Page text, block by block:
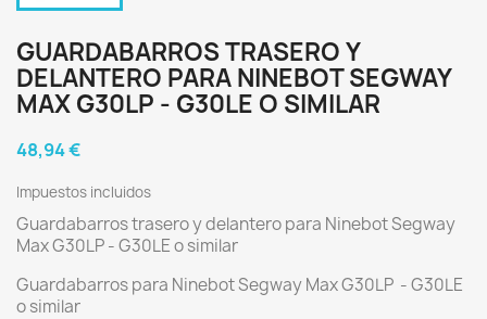
GUARDABARROS TRASERO Y
DELANTERO PARA NINEBOT SEGWAY
MAX G30LP - G30LE O SIMILAR
48,94 €
Impuestos incluidos
Guardabarros trasero y delantero para Ninebot Segway
Max G30LP - G30LE o similar
Guardabarros para Ninebot Segway Max G30LP - G30LE
o similar